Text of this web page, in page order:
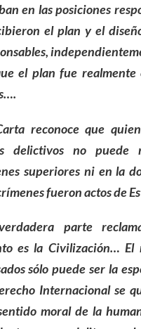
en las posiciones
el plan y el
el plan fue realmente
reconoce que
delictivos no puede
superiores ni en la
fueron actos de
parte
es la Civilización… El
sólo puede ser la
Internacional se
moral de la